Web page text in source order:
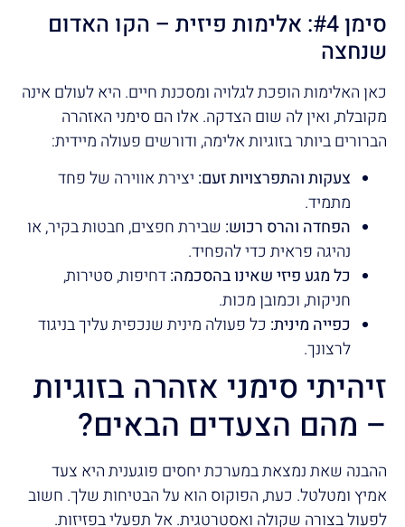
סימן #4: אלימות פיזית – הקו האדום
שנחצה
כאן האלימות הופכת לגלויה ומסכנת חיים. היא לעולם אינה
מקובלת, ואין לה שום הצדקה. אלו הם סימני האזהרה
הברורים ביותר בזוגיות אלימה, ודורשים פעולה מיידית:
צעקות והתפרצויות זעם: יצירת אווירה של פחד
מתמיד.
הפחדה והרס רכוש: שבירת חפצים, חבטות בקיר, או
נהיגה פראית כדי להפחיד.
כל מגע פיזי שאינו בהסכמה:דחיפות, סטירות,
חניקות, וכמובן מכות.
כפייה מינית: כל פעולה מינית שנכפית עליך בניגוד
לרצונך.
זיהיתי סימני אזהרה בזוגיות
– מהם הצעדים הבאים?
ההבנה שאת נמצאת במערכת יחסים פוגענית היא צעד
אמיץ ומטלטל. כעת, הפוקוס הוא על הבטיחות שלך. חשוב
לפעול בצורה שקולה ואסטרטגית. אל תפעלי בפזיזות.